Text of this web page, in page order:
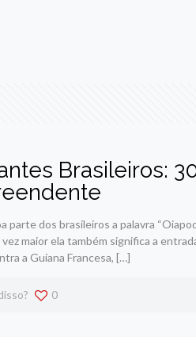
Brasileiros:
parte dos brasileiros a palavra
maior ela também significa a
a Guiana Francesa, […]
0